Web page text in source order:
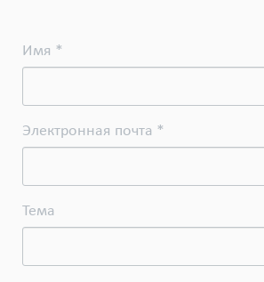
Имя *
Электронная почта *
Темa